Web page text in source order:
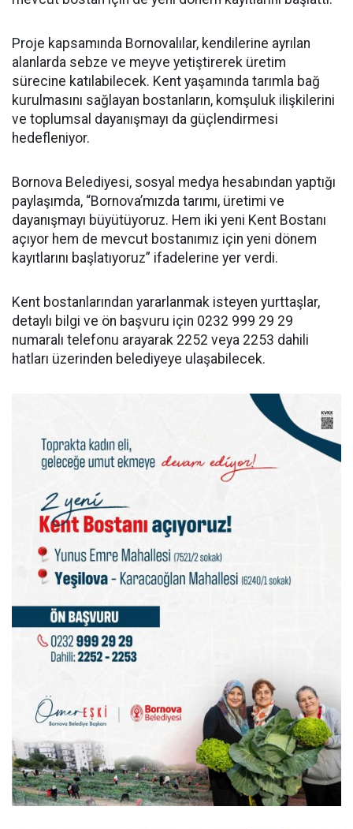
Proje kapsamında Bornovalılar, kendilerine ayrılan
alanlarda sebze ve meyve yetiştirerek üretim
sürecine katılabilecek. Kent yaşamında tarımla bağ
kurulmasını sağlayan bostanların, komşuluk ilişkilerini
ve toplumsal dayanışmayı da güçlendirmesi
hedefleniyor.
Bornova Belediyesi, sosyal medya hesabından yaptığı
paylaşımda, “Bornova’mızda tarımı, üretimi ve
dayanışmayı büyütüyoruz. Hem iki yeni Kent Bostanı
açıyor hem de mevcut bostanımız için yeni dönem
kayıtlarını başlatıyoruz” ifadelerine yer verdi.
Kent bostanlarından yararlanmak isteyen yurttaşlar,
detaylı bilgi ve ön başvuru için 0232 999 29 29
numaralı telefonu arayarak 2252 veya 2253 dahili
hatları üzerinden belediyeye ulaşabilecek.